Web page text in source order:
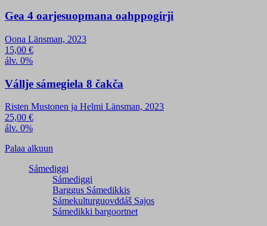
Gea 4 oarjesuopmana oahppogirji
Oona Länsman, 2023
15,00 €
álv. 0%
Vállje sámegiela 8 čakča
Risten Mustonen ja Helmi Länsman, 2023
25,00 €
álv. 0%
Palaa alkuun
Sámediggi
Sámediggi
Barggus Sámedikkis
Sámekulturguovddáš Sajos
Sámedikki bargoortnet